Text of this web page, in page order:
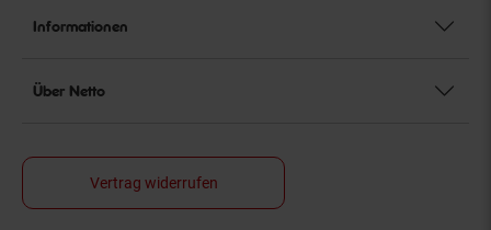
Informationen
Über Netto
Vertrag widerrufen